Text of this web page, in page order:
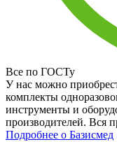
Все по ГОСТу
У нас можно
комплекты
инструменты и
производителей. Вся
Подробнее о Базисмед